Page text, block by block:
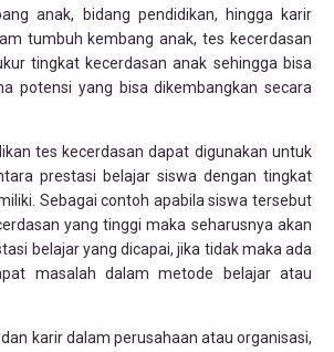
anak, bidang pendidikan, hingga karir
tumbuh kembang anak, tes kecerdasan
tingkat kecerdasan anak sehingga bisa
potensi yang bisa dikembangkan secara
tes kecerdasan dapat digunakan untuk
prestasi belajar siswa dengan tingkat
Sebagai contoh apabila siswa tersebut
yang tinggi maka seharusnya akan
belajar yang dicapai, jika tidak maka ada
masalah dalam metode belajar atau
karir dalam perusahaan atau organisasi,